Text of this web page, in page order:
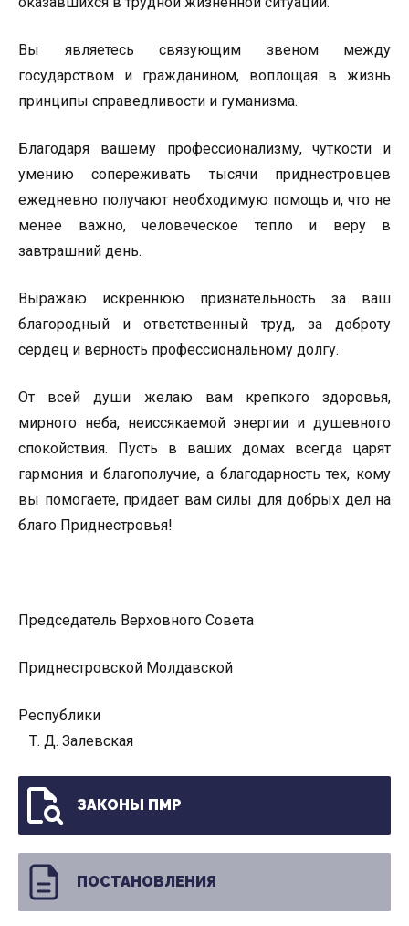
Вы являетесь связующим звеном между
государством и гражданином, воплощая в жизнь
принципы справедливости и гуманизма.
Благодаря вашему профессионализму, чуткости и
умению сопереживать тысячи приднестровцев
ежедневно получают необходимую помощь и, что не
менее важно, человеческое тепло и веру в
завтрашний день.
Выражаю искреннюю признательность за ваш
благородный и ответственный труд, за доброту
сердец и верность профессиональному долгу.
От всей души желаю вам крепкого здоровья,
мирного неба, неиссякаемой энергии и душевного
спокойствия. Пусть в ваших домах всегда царят
гармония и благополучие, а благодарность тех, кому
вы помогаете, придает вам силы для добрых дел на
благо Приднестровья!
Председатель Верховного Совета
Приднестровской Молдавской
Республики
Т. Д. Залевская
ЗАКОНЫ ПМР
ПОСТАНОВЛЕНИЯ